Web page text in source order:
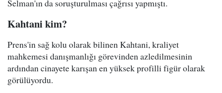
Selman'ın da soruşturulması çağrısı yapmıştı.
Kahtani kim?
Prens'in sağ kolu olarak bilinen Kahtani, kraliyet
mahkemesi danışmanlığı görevinden azledilmesinin
ardından cinayete karışan en yüksek profilli figür olarak
görülüyordu.